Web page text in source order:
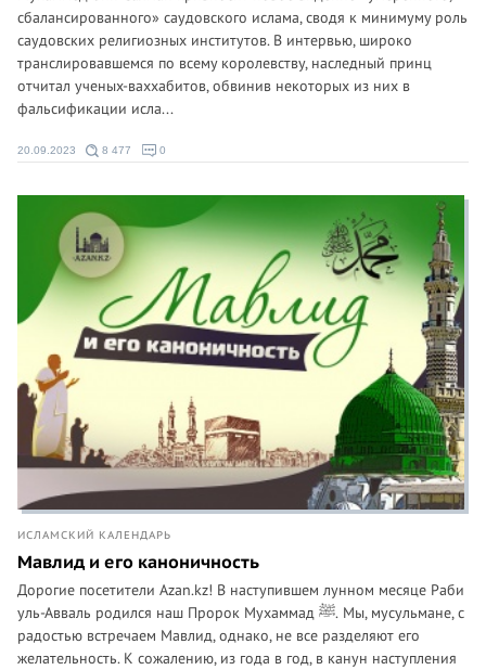
сбалансированного» саудовского ислама, сводя к минимуму роль
саудовских религиозных институтов. В интервью, широко
транслировавшемся по всему королевству, наследный принц
отчитал ученых-ваххабитов, обвинив некоторых из них в
фальсификации исла...
20.09.2023 8 477 0
ИСЛАМСКИЙ КАЛЕНДАРЬ
Мавлид и его каноничность
Дорогие посетители Azan.kz! В наступившем лунном месяце Раби
уль-Авваль родился наш Пророк Мухаммад ﷺ. Мы, мусульмане, с
радостью встречаем Мавлид, однако, не все разделяют его
желательность. К сожалению, из года в год, в канун наступления